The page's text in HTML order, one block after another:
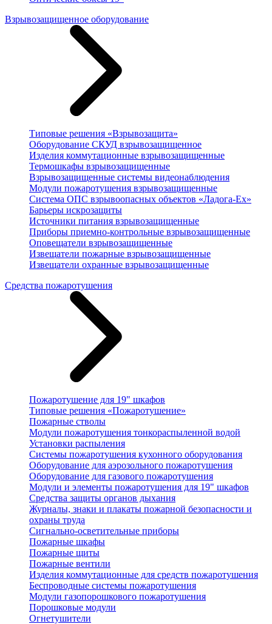
Взрывозащищенное оборудование
Типовые решения «Взрывозащита»
Оборудование СКУД взрывозащищенное
Изделия коммутационные взрывозащищенные
Термошкафы взрывозащищенные
Взрывозащищенные системы видеонаблюдения
Модули пожаротушения взрывозащищенные
Система ОПС взрывоопасных объектов «Ладога-Ex»
Барьеры искрозащиты
Источники питания взрывозащищенные
Приборы приемно-контрольные взрывозащищенные
Оповещатели взрывозащищенные
Извещатели пожарные взрывозащищенные
Извещатели охранные взрывозащищенные
Средства пожаротушения
Пожаротушение для 19" шкафов
Типовые решения «Пожаротушение»
Пожарные стволы
Модули пожаротушения тонкораспыленной водой
Установки распыления
Системы пожаротушения кухонного оборудования
Оборудование для аэрозольного пожаротушения
Оборудование для газового пожаротушения
Модули и элементы пожаротушения для 19" шкафов
Средства защиты органов дыхания
Журналы, знаки и плакаты пожарной безопасности и
охраны труда
Сигнально-осветительные приборы
Пожарные шкафы
Пожарные щиты
Пожарные вентили
Изделия коммутационные для средств пожаротушения
Беспроводные системы пожаротушения
Модули газопорошкового пожаротушения
Порошковые модули
Огнетушители